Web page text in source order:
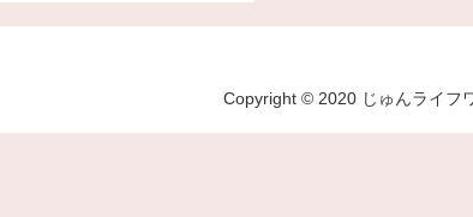
Copyright © 2020 じゅんライフ